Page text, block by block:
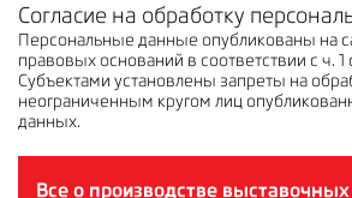
Согласие на обработку
Персональные данные опубликованы на
правовых оснований в соответствии с ч. 1
Субъектами установлены запреты на
неограниченным кругом лиц
данных.
Все о производстве